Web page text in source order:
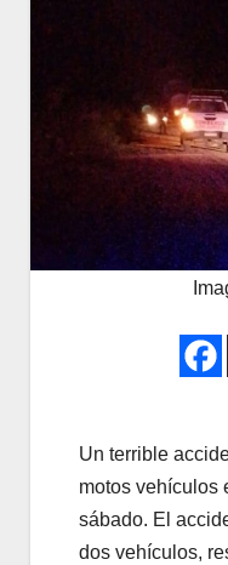
Un terrible
motos vehículos
sábado. El
dos vehículos,